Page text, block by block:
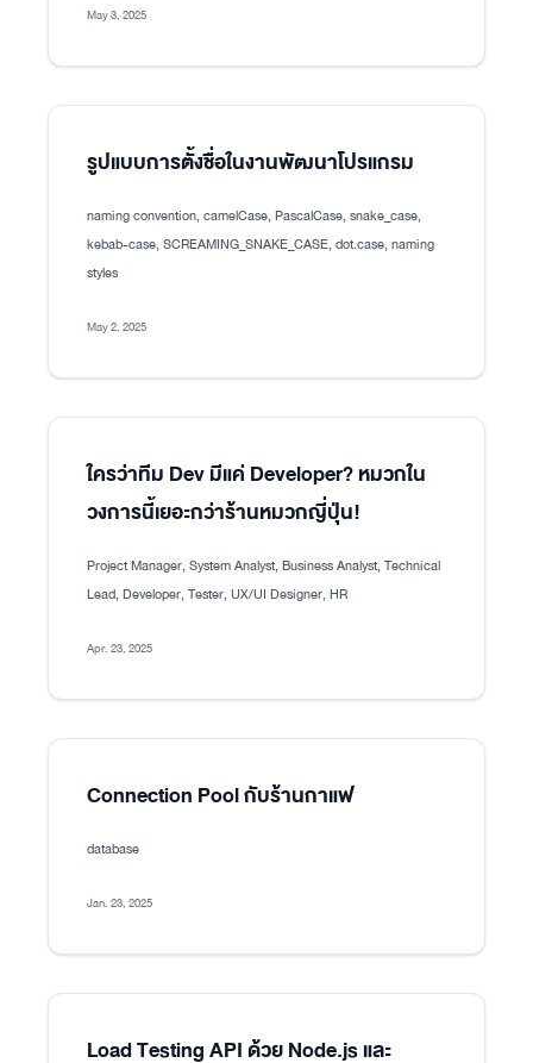
May 3, 2025
รูปแบบการตั้งชื่อในงานพัฒนาโปรแกรม
naming convention, camelCase, PascalCase, snake_case,
kebab-case, SCREAMING_SNAKE_CASE, dot.case, naming
styles
May 2, 2025
ใครว่าทีม Dev มีแค่ Developer? หมวกใน
วงการนี้เยอะกว่าร้านหมวกญี่ปุ่น!
Project Manager, System Analyst, Business Analyst, Technical
Lead, Developer, Tester, UX/UI Designer, HR
Apr. 23, 2025
Connection Pool กับร้านกาแฟ
database
Jan. 23, 2025
Load Testing API ด้วย Node.js และ